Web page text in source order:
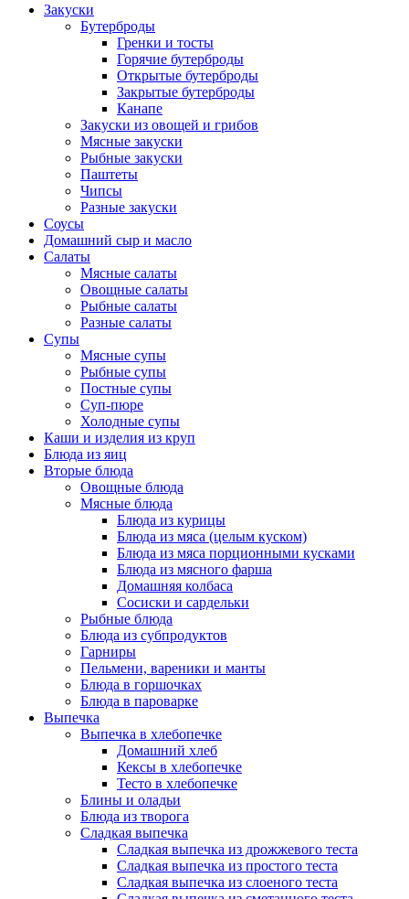
Закуски
Бутерброды
Гренки и тосты
Горячие бутерброды
Открытые бутерброды
Закрытые бутерброды
Канапе
Закуски из овощей и грибов
Мясные закуски
Рыбные закуски
Паштеты
Чипсы
Разные закуски
Соусы
Домашний сыр и масло
Салаты
Мясные салаты
Овощные салаты
Рыбные салаты
Разные салаты
Супы
Мясные супы
Рыбные супы
Постные супы
Суп-пюре
Холодные супы
Каши и изделия из круп
Блюда из яиц
Вторые блюда
Овощные блюда
Мясные блюда
Блюда из курицы
Блюда из мяса (целым куском)
Блюда из мяса порционными кусками
Блюда из мясного фарша
Домашняя колбаса
Сосиски и сардельки
Рыбные блюда
Блюда из субпродуктов
Гарниры
Пельмени, вареники и манты
Блюда в горшочках
Блюда в пароварке
Выпечка
Выпечка в хлебопечке
Домашний хлеб
Кексы в хлебопечке
Тесто в хлебопечке
Блины и оладьи
Блюда из творога
Сладкая выпечка
Сладкая выпечка из дрожжевого теста
Сладкая выпечка из простого теста
Сладкая выпечка из слоеного теста